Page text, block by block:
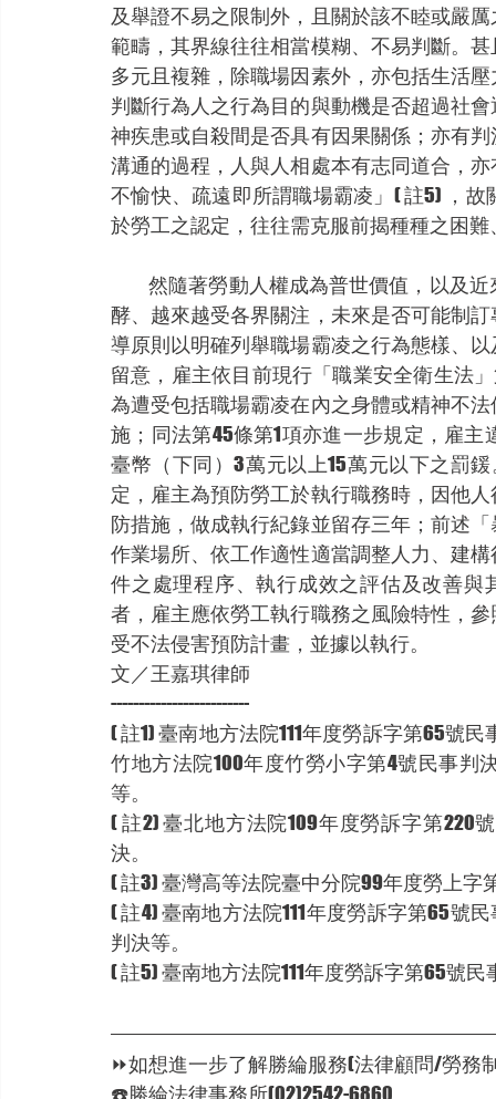
及舉證不易之限制外，且關於該不睦或嚴
範疇，其界線往往相當模糊、不易判斷。
多元且複雜，除職場因素外，亦包括生活
判斷行為人之行為目的與動機是否超過社
神疾患或自殺間是否具有因果關係；亦有
溝通的過程，人與人相處本有志同道合，
不愉快、疏遠即所謂職場霸凌」( 註5) ，
於勞工之認定，往往需克服前揭種種之困
然隨著勞動人權成為普世價值，以及近
酵、越來越受各界關注，未來是否可能制
導原則以明確列舉職場霸凌之行為態樣、
留意，雇主依目前現行「職業安全衛生法
為遭受包括職場霸凌在內之身體或精神不
施；同法第45條第1項亦進一步規定，雇
臺幣（下同）3萬元以上15萬元以下之罰
定，雇主為預防勞工於執行職務時，因他
防措施，做成執行紀錄並留存三年；前述
作業場所、依工作適性適當調整人力、建
件之處理程序、執行成效之評估及改善與
者，雇主應依勞工執行職務之風險特性，
受不法侵害預防計畫，並據以執行。
文／王嘉琪律師
-------------------------
( 註1) 臺南地方法院111年度勞訴字第65號
竹地方法院100年度竹勞小字第4號民事判
等。
( 註2) 臺北地方法院109年度勞訴字第220
決。
( 註3) 臺灣高等法院臺中分院99年度勞上字
( 註4) 臺南地方法院111年度勞訴字第65號
判決等。
( 註5) 臺南地方法院111年度勞訴字第65號民
⏩如想進一步了解勝綸服務(法律顧問/勞
☎️勝綸法律事務所(02)2542-6860